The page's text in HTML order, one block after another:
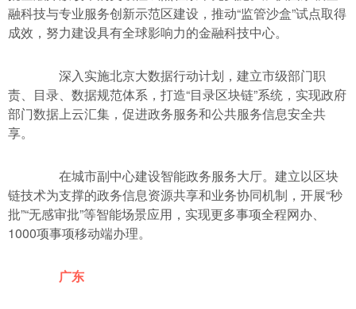
融科技与专业服务创新示范区建设，推动“监管沙盒”试点取得
成效，努力建设具有全球影响力的金融科技中心。
深入实施北京大数据行动计划，建立市级部门职
责、目录、数据规范体系，打造“目录区块链”系统，实现政府
部门数据上云汇集，促进政务服务和公共服务信息安全共
享。
在城市副中心建设智能政务服务大厅。建立以区块
链技术为支撑的政务信息资源共享和业务协同机制，开展“秒
批”“无感审批”等智能场景应用，实现更多事项全程网办、
1000项事项移动端办理。
广东